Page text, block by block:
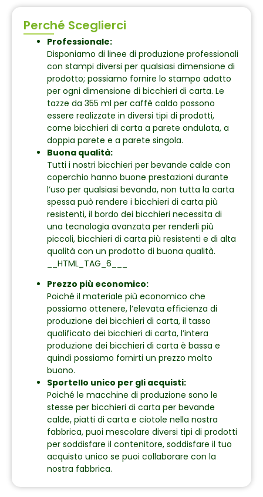
Perché Sceglierci
Professionale:
Disponiamo di linee di produzione professionali
con stampi diversi per qualsiasi dimensione di
prodotto; possiamo fornire lo stampo adatto
per ogni dimensione di bicchieri di carta. Le
tazze da 355 ml per caffè caldo possono
essere realizzate in diversi tipi di prodotti,
come bicchieri di carta a parete ondulata, a
doppia parete e a parete singola.
Buona qualità:
Tutti i nostri bicchieri per bevande calde con
coperchio hanno buone prestazioni durante
l’uso per qualsiasi bevanda, non tutta la carta
spessa può rendere i bicchieri di carta più
resistenti, il bordo dei bicchieri necessita di
una tecnologia avanzata per renderli più
piccoli, bicchieri di carta più resistenti e di alta
qualità con un prodotto di buona qualità.
__HTML_TAG_6___
Prezzo più economico:
Poiché il materiale più economico che
possiamo ottenere, l’elevata efficienza di
produzione dei bicchieri di carta, il tasso
qualificato dei bicchieri di carta, l’intera
produzione dei bicchieri di carta è bassa e
quindi possiamo fornirti un prezzo molto
buono.
Sportello unico per gli acquisti:
Poiché le macchine di produzione sono le
stesse per bicchieri di carta per bevande
calde, piatti di carta e ciotole nella nostra
fabbrica, puoi mescolare diversi tipi di prodotti
per soddisfare il contenitore, soddisfare il tuo
acquisto unico se puoi collaborare con la
nostra fabbrica.